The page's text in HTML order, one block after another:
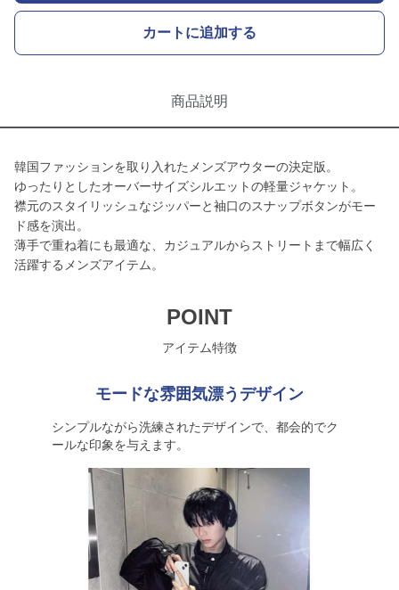
カートに追加する
商品説明
韓国ファッションを取り入れたメンズアウターの決定版。
ゆったりとしたオーバーサイズシルエットの軽量ジャケット。
襟元のスタイリッシュなジッパーと袖口のスナップボタンがモー
ド感を演出。
薄手で重ね着にも最適な、カジュアルからストリートまで幅広く
活躍するメンズアイテム。
POINT
アイテム特徴
モードな雰囲気漂うデザイン
シンプルながら洗練されたデザインで、都会的でク
ールな印象を与えます。